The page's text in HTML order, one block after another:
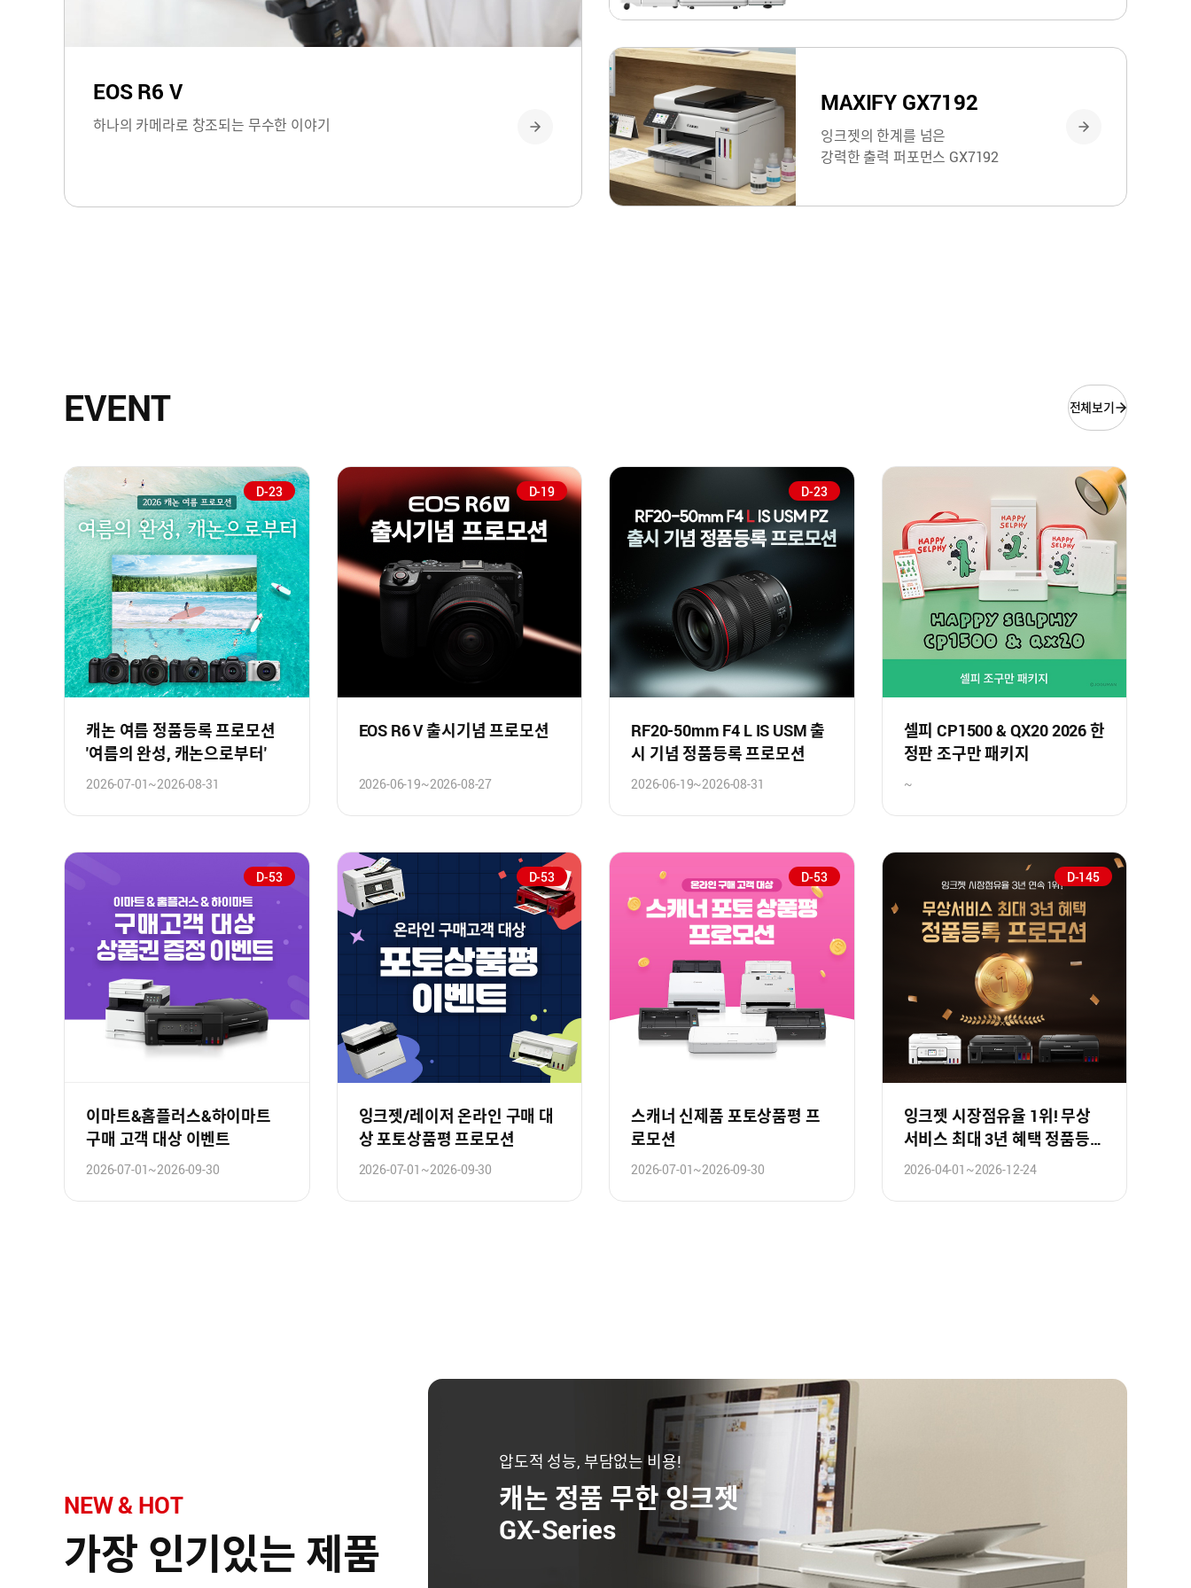
EOS R6 V
하나의 카메라로 창조되는 무수한 이야기
MAXIFY GX7192
잉크젯의 한계를 넘은
강력한 출력 퍼포먼스 GX7192
EVENT 전체보기
D-23
캐논 여름 정품등록 프로모션
'여름의 완성, 캐논으로부터'
2026-07-01~2026-08-31
D-19
EOS R6 V 출시기념 프로모션
2026-06-19~2026-08-27
D-23
RF20-50mm F4 L IS USM 출
시 기념 정품등록 프로모션
2026-06-19~2026-08-31
셀피 CP1500 & QX20 2026 한
정판 조구만 패키지
~
D-53
이마트&홈플러스&하이마트
구매 고객 대상 이벤트
2026-07-01~2026-09-30
D-53
잉크젯/레이저 온라인 구매 대
상 포토상품평 프로모션
2026-07-01~2026-09-30
D-53
스캐너 신제품 포토상품평 프
로모션
2026-07-01~2026-09-30
D-145
잉크젯 시장점유율 1위! 무상
서비스 최대 3년 혜택 정품등록
프로모션!
2026-04-01~2026-12-24
NEW & HOT
가장 인기있는 제품
압도적 성능, 부담없는 비용!
캐논 정품 무한 잉크젯
GX-Series